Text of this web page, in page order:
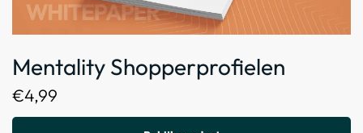
Mentality Shopperprofielen
€4,99